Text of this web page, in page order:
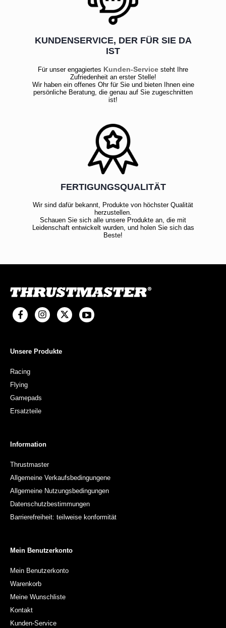
KUNDENSERVICE, DER FÜR SIE DA
IST
Für unser engagiertes Kunden-Service steht Ihre
Zufriedenheit an erster Stelle!
Wir haben ein offenes Ohr für Sie und bieten Ihnen eine
persönliche Beratung, die genau auf Sie zugeschnitten
ist!
FERTIGUNGSQUALITÄT
Wir sind dafür bekannt, Produkte von höchster Qualität
herzustellen.
Schauen Sie sich alle unsere Produkte an, die mit
Leidenschaft entwickelt wurden, und holen Sie sich das
Beste!
Unsere Produkte
Racing
Flying
Gamepads
Ersatzteile
Information
Thrustmaster
Allgemeine Verkaufsbedingungene
Allgemeine Nutzungsbedingungen
Datenschutzbestimmungen
Barrierefreiheit: teilweise konformität
Mein Benutzerkonto
Mein Benutzerkonto
Warenkorb
Meine Wunschliste
Kontakt
Kunden-Service